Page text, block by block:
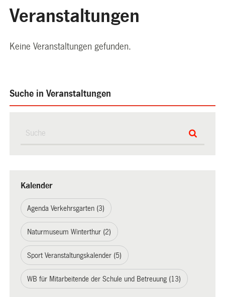
Veranstaltungen
Keine Veranstaltungen gefunden.
Suche in Veranstaltungen
Kalender
Agenda Verkehrsgarten (3)
Naturmuseum Winterthur (2)
Sport Veranstaltungskalender (5)
WB für Mitarbeitende der Schule und Betreuung (13)